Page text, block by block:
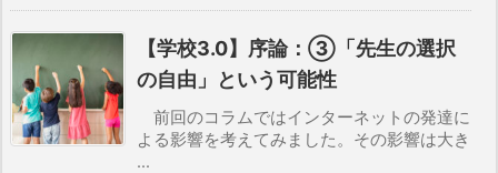
【学校3.0】序論：③「先生の選択
の自由」という可能性
前回のコラムではインターネットの発達に
よる影響を考えてみました。その影響は大き
...